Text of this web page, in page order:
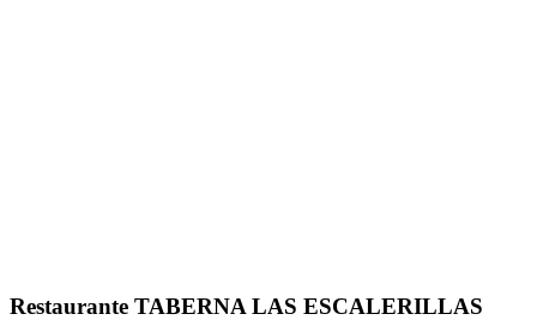
Restaurante TABERNA LAS ESCALERILLAS